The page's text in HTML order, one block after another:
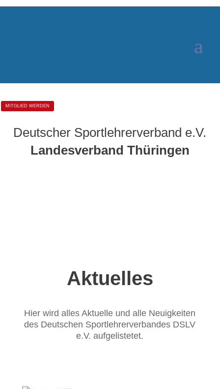
MITGLIED WERDEN
Deutscher Sportlehrerverband e.V.
Landesverband Thüringen
Aktuelles
Hier wird alles Aktuelle und alle Neuigkeiten
des Deutschen Sportlehrerverbandes DSLV
e.V. aufgelistetet.